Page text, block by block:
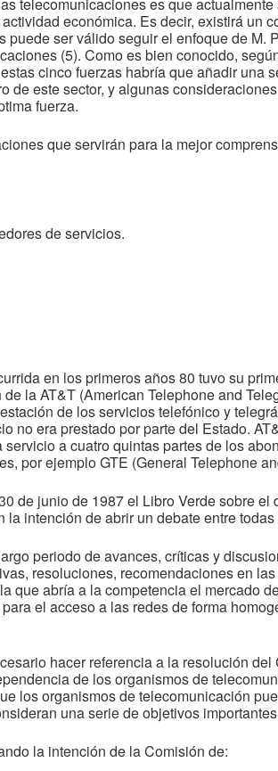
económica. Es decir, existirá un
ser válido seguir el enfoque de M.
(5). Como es bien conocido,
cinco fuerzas habría que añadir una
de este sector, y algunas
fuerza.
que servirán para la mejor
de servicios.
en los primeros años 80 tuvo su
la AT&T (American Telephone and
de los servicios telefónico y
no era prestado por parte del Estado.
a cuatro quintas partes de los
por ejemplo GTE (General Telephone
de junio de 1987 el Libro Verde sobre el
intención de abrir un debate entre
periodo de avances, críticas y
resoluciones, recomendaciones en
que abría a la competencia el mercado
el acceso a las redes de forma
hacer referencia a la resolución
de los organismos de
los organismos de telecomunicación
una serie de objetivos
la intención de la Comisión de: